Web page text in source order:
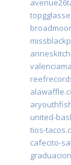
united-
tios-
cafecito-